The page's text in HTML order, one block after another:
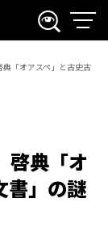
「オアスペ」と古史古
典「オ
書」の謎